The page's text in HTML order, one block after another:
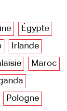
Égypte
Irlande
Maroc
Pologne